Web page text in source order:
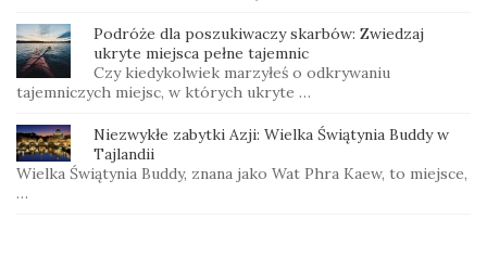
Podróże dla poszukiwaczy skarbów: Zwiedzaj
ukryte miejsca pełne tajemnic
Czy kiedykolwiek marzyłeś o odkrywaniu
tajemniczych miejsc, w których ukryte …
Niezwykłe zabytki Azji: Wielka Świątynia Buddy w
Tajlandii
Wielka Świątynia Buddy, znana jako Wat Phra Kaew, to miejsce,
…